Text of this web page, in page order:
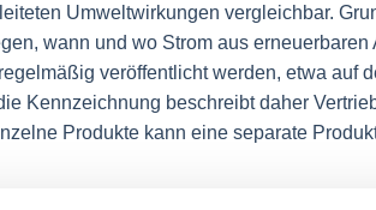
Umweltwirkungen vergleichbar.
wann und wo Strom aus erneuerbaren
veröffentlicht werden, etwa auf
Kennzeichnung beschreibt daher
Produkte kann eine separate